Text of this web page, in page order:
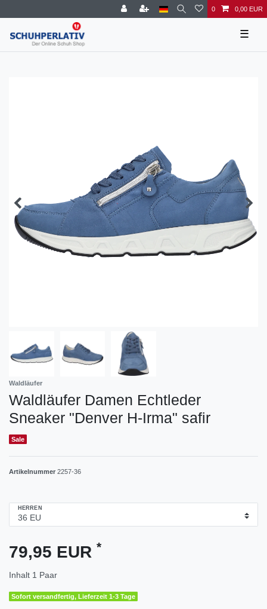
0 0,00 EUR
☰
Waldläufer
Waldläufer Damen Echtleder
Sneaker "Denver H-Irma" safir
Sale
Artikelnummer 2257-36
HERREN
79,95 EUR *
Inhalt 1 Paar
Sofort versandfertig, Lieferzeit 1-3 Tage